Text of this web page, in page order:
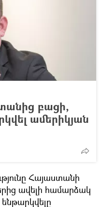
բացի,
ամերիկյան
Հայաստանի
ավելի համարձակ
ենթարկվելը